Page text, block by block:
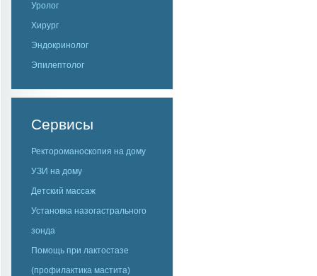
Уролог
Хирург
Эндокринолог
Эпилептолог
Сервисы
Ректороманоскопия на дому
УЗИ на дому
Детский массаж
Установка назогастрального
зонда
Помощь при лактостазе
(профилактика мастита)